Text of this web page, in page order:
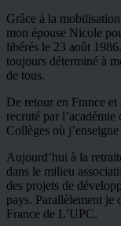
Grâce à la
mon épouse Nicole
libérés le 23 août
toujours déterminé à
de tous.
De retour en France et
recruté par
Collèges où
Aujourd’hui à la
dans le milieu
des projets de
pays. Parallèlement je
France de L’UPC.